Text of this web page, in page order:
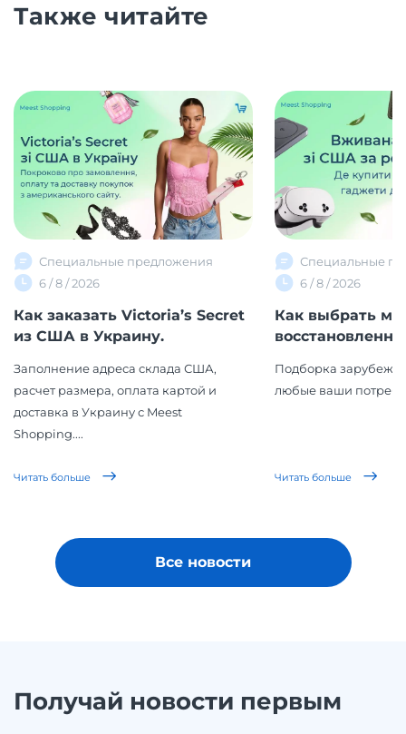
Также читайте
Специальные предложения
6 / 8 / 2026
Как заказать Victoria’s Secret
из США в Украину.
Заполнение адреса склада США,
расчет размера, оплата картой и
доставка в Украину с Meest
Shopping....
Читать больше
Специальные
6 / 8 / 2026
Как выбрать
Подборка
любые ваши
Читать больше
Все новости
Получай новости первым